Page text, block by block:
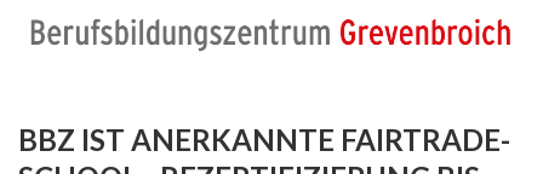
BBZ IST ANERKANNTE FAIRTRADE-